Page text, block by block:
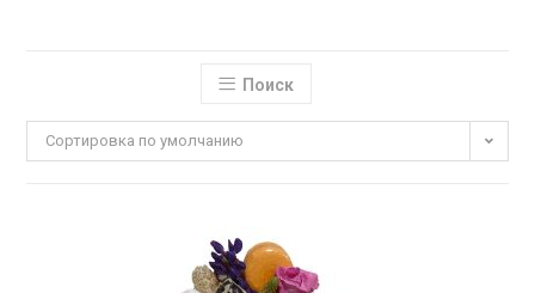
Поиск
Сортировка по умолчанию